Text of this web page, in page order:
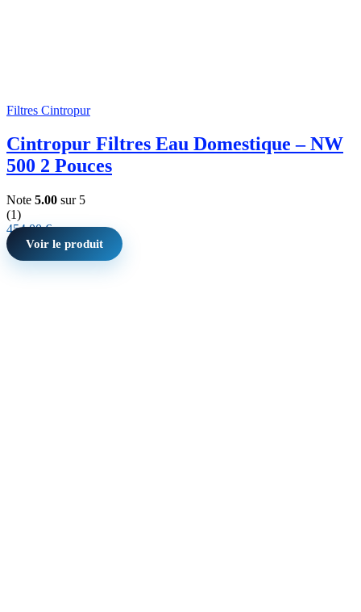
Filtres Cintropur
Cintropur Filtres Eau Domestique – NW
500 2 Pouces
Note 5.00 sur 5
(1)
454,00€
Voir le produit